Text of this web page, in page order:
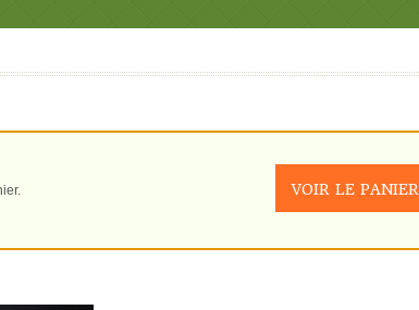
VOIR LE PANIER